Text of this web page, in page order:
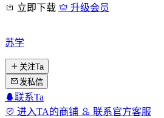
立即下载
升级会员
苏学
关注Ta
发私信
联系Ta
进入TA的商铺
联系官方客服